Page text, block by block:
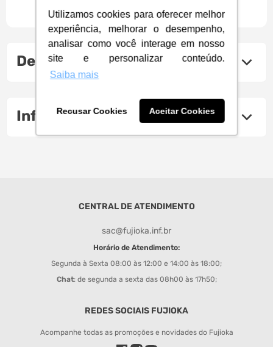
Utilizamos cookies para oferecer melhor
experiência, melhorar o desempenho,
analisar como você interage em nosso
site e personalizar conteúdo.
Saiba mais
Recusar Cookies Aceitar Cookies
R$
Descrição do produto
Informações Técnicas
CENTRAL DE ATENDIMENTO
sac@fujioka.inf.br
Horário de Atendimento:
Segunda à Sexta 08:00 às 12:00 e 14:00 às 18:00;
Chat: de segunda a sexta das 08h00 às 17h50;
REDES SOCIAIS FUJIOKA
Acompanhe todas as promoções e novidades do Fujioka